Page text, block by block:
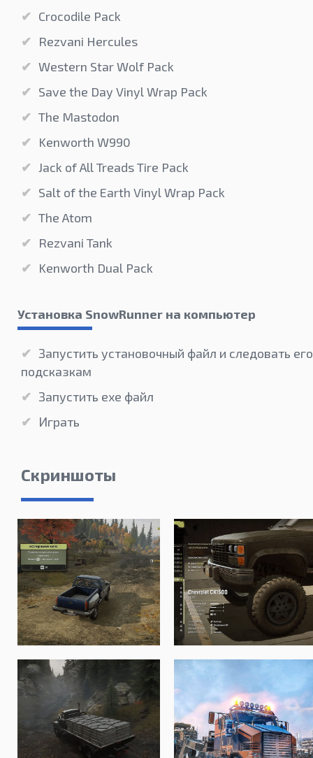
Crocodile Pack
Rezvani Hercules
Western Star Wolf Pack
Save the Day Vinyl Wrap Pack
The Mastodon
Kenworth W990
Jack of All Treads Tire Pack
Salt of the Earth Vinyl Wrap Pack
The Atom
Rezvani Tank
Kenworth Dual Pack
Установка SnowRunner на компьютер
Запустить установочный файл и следовать его
подсказкам
Запустить exe файл
Играть
Скриншоты